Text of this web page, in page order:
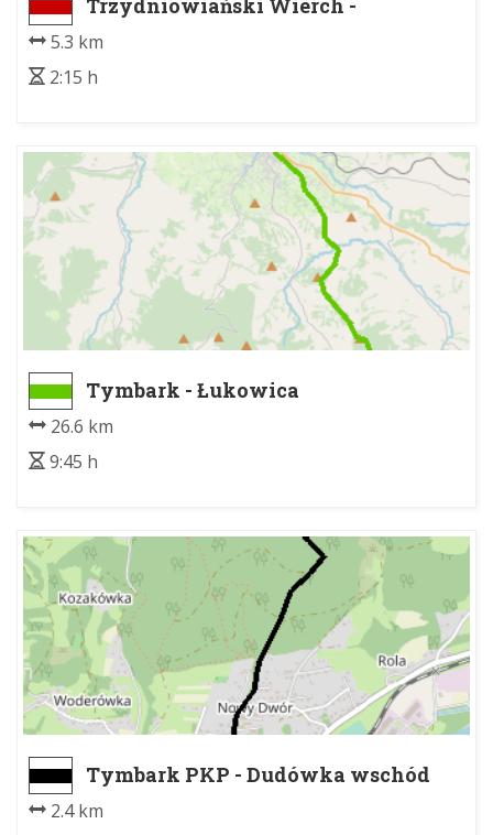
Trzydniowiański Wierch -
Schronisko PTTK na Polanie
Chochołowskiej
5.3 km
2:15 h
Tymbark - Łukowica
26.6 km
9:45 h
Tymbark PKP - Dudówka wschód
2.4 km